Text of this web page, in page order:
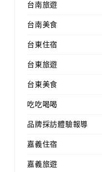
台南旅遊
台南美食
台東住宿
台東旅遊
台東美食
吃吃喝喝
品牌採訪體驗報導
嘉義住宿
嘉義旅遊